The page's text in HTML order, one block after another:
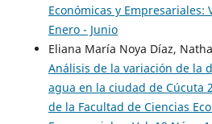
Económicas y Empresariales:
Enero - Junio
Eliana María Noya Díaz,
Análisis de la variación de la
agua en la ciudad de Cúcuta
de la Facultad de Ciencias